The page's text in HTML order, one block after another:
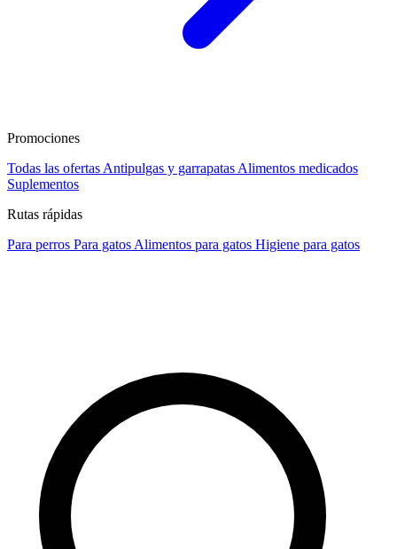
Promociones
Todas las ofertas Antipulgas y garrapatas Alimentos medicados
Suplementos
Rutas rápidas
Para perros Para gatos Alimentos para gatos Higiene para gatos